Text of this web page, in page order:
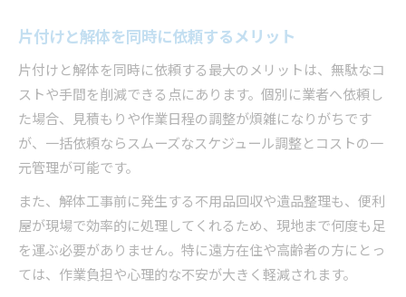
片付けと解体を同時に依頼するメリット
片付けと解体を同時に依頼する最大のメリットは、無駄なコ
ストや手間を削減できる点にあります。個別に業者へ依頼し
た場合、見積もりや作業日程の調整が煩雑になりがちです
が、一括依頼ならスムーズなスケジュール調整とコストの一
元管理が可能です。
また、解体工事前に発生する不用品回収や遺品整理も、便利
屋が現場で効率的に処理してくれるため、現地まで何度も足
を運ぶ必要がありません。特に遠方在住や高齢者の方にとっ
ては、作業負担や心理的な不安が大きく軽減されます。